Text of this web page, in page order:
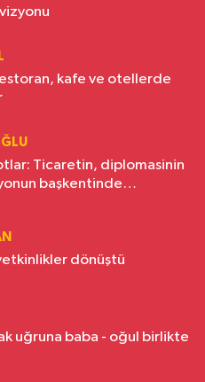
kafe ve otellerde
Ticaretin, diplomasinin
başkentinde
dönüştü
uğruna baba - oğul birlikte